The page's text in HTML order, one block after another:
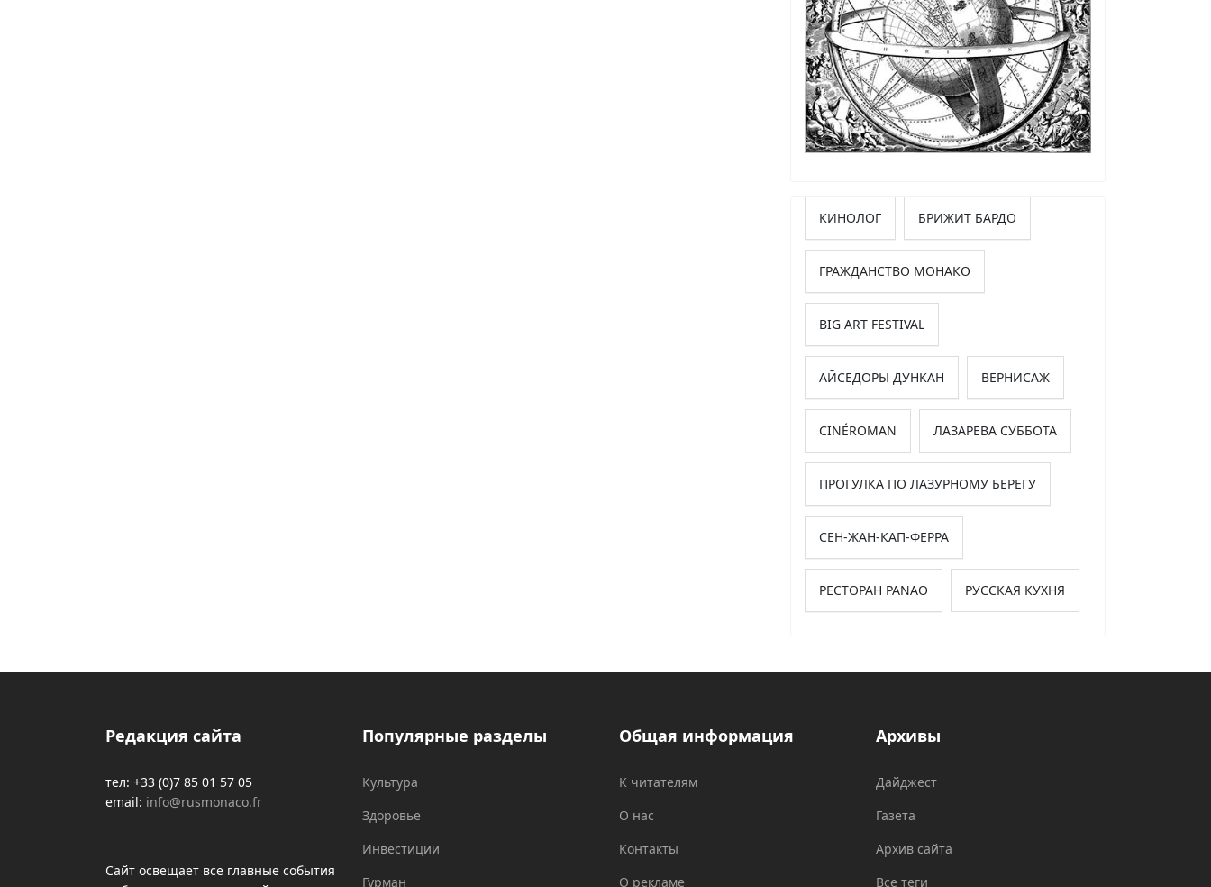
КИНОЛОГ БРИЖИТ БАРДО
ГРАЖДАНСТВО МОНАКО
BIG ART FESTIVAL
АЙСЕДОРЫ ДУНКАН ВЕРНИСАЖ
CINÉROMAN ЛАЗАРЕВА СУББОТА
ПРОГУЛКА ПО ЛАЗУРНОМУ БЕРЕГУ
СЕН-ЖАН-КАП-ФЕРРА
РЕСТОРАН PANAO РУССКАЯ КУХНЯ
Редакция сайта
тел: +33 (0)7 85 01 57 05
email: info@rusmonaco.fr
Сайт освещает все главные события
Популярные разделы
Культура
Здоровье
Инвестиции
Гурман
Общая информация
К читателям
О нас
Контакты
О рекламе
Архивы
Дайджест
Газета
Архив сайта
Все теги